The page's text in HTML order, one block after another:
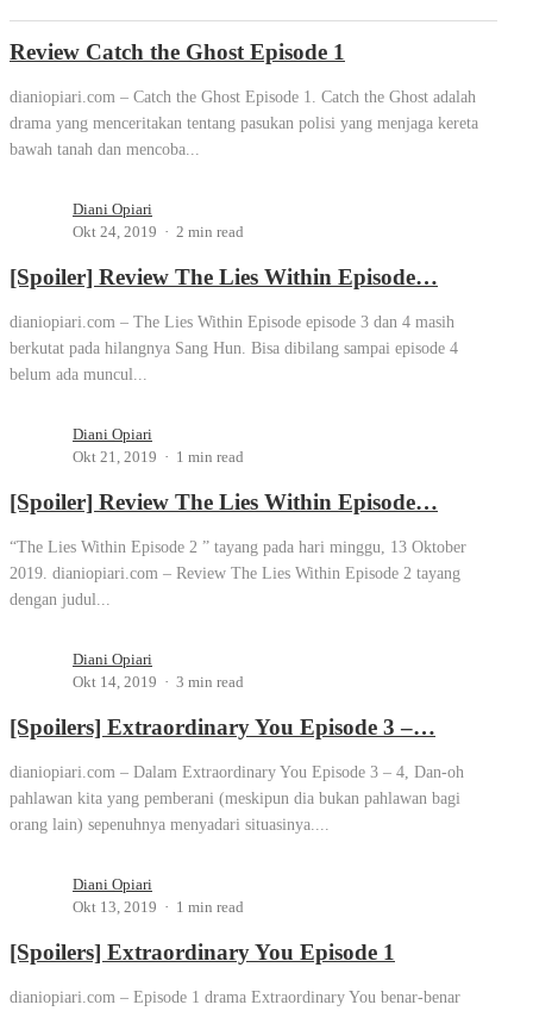
Review Catch the Ghost Episode 1
dianiopiari.com – Catch the Ghost Episode 1. Catch the Ghost adalah
drama yang menceritakan tentang pasukan polisi yang menjaga kereta
bawah tanah dan mencoba...
Diani Opiari
Okt 24, 2019
2 min read
[Spoiler] Review The Lies Within Episode…
dianiopiari.com – The Lies Within Episode episode 3 dan 4 masih
berkutat pada hilangnya Sang Hun. Bisa dibilang sampai episode 4
belum ada muncul...
Diani Opiari
Okt 21, 2019
1 min read
[Spoiler] Review The Lies Within Episode…
“The Lies Within Episode 2 ” tayang pada hari minggu, 13 Oktober
2019. dianiopiari.com – Review The Lies Within Episode 2 tayang
dengan judul...
Diani Opiari
Okt 14, 2019
3 min read
[Spoilers] Extraordinary You Episode 3 –…
dianiopiari.com – Dalam Extraordinary You Episode 3 – 4, Dan-oh
pahlawan kita yang pemberani (meskipun dia bukan pahlawan bagi
orang lain) sepenuhnya menyadari situasinya....
Diani Opiari
Okt 13, 2019
1 min read
[Spoilers] Extraordinary You Episode 1
dianiopiari.com – Episode 1 drama Extraordinary You benar-benar